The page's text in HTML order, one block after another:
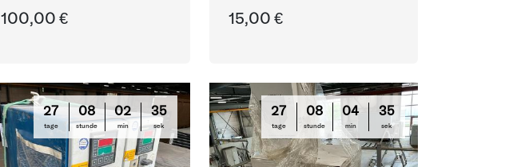
100,00 € 15,00 €
27
tage
08
stunde
02
min
33
sek
27
tage
08
stunde
04
min
33
sek